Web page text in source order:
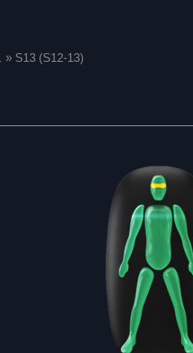
S13 (S12-13)